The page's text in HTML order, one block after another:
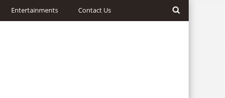
Entertainments Contact Us